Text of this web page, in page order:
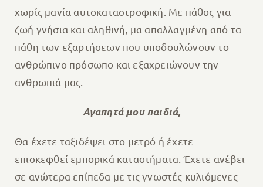
χωρίς μανία αυτοκαταστροφική. Με πάθος για
ζωή γνήσια και αληθινή, μα απαλλαγμένη από τα
πάθη των εξαρτήσεων που υποδουλώνουν το
ανθρώπινο πρόσωπο και εξαχρειώνουν την
ανθρωπιά μας.
Αγαπητά μου παιδιά,
Θα έχετε ταξιδέψει στο μετρό ή έχετε
επισκεφθεί εμπορικά καταστήματα. Έχετε ανέβει
σε ανώτερα επίπεδα με τις γνωστές κυλιόμενες